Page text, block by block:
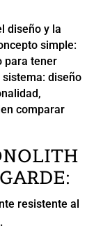
diseño y la
simple:
para tener
diseño
comparar
resistente al